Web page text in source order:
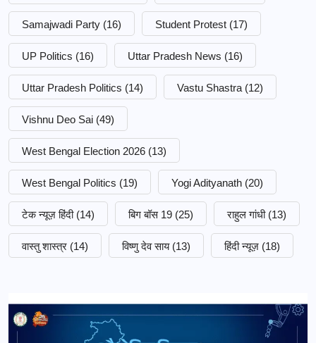
Samajwadi Party (16) Student Protest (17)
UP Politics (16) Uttar Pradesh News (16)
Uttar Pradesh Politics (14) Vastu Shastra (12)
Vishnu Deo Sai (49)
West Bengal Election 2026 (13)
West Bengal Politics (19) Yogi Adityanath (20)
टेक न्यूज़ हिंदी (14) बिग बॉस 19 (25) राहुल गांधी (13)
वास्तु शास्त्र (14) विष्णु देव साय (13) हिंदी न्यूज़ (18)